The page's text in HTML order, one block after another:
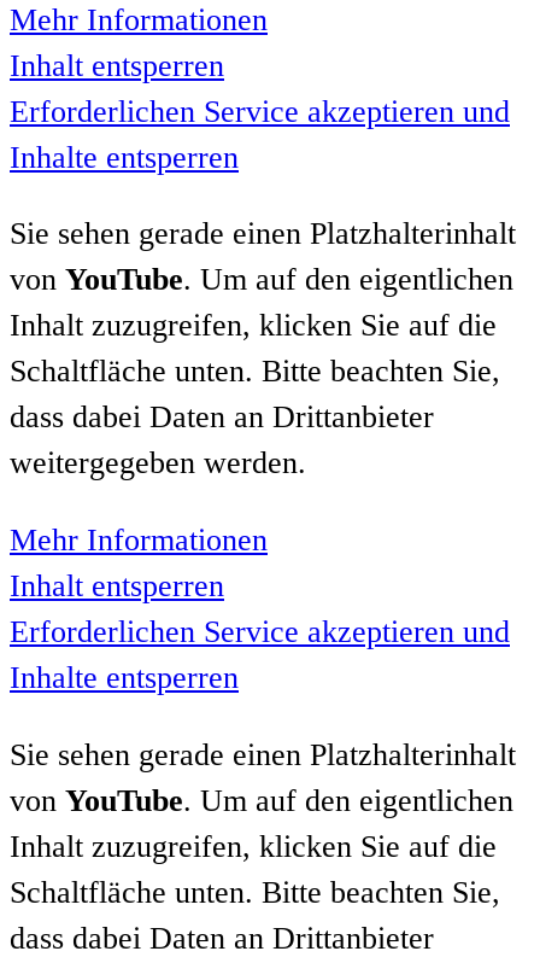
Mehr Informationen
Inhalt entsperren
Erforderlichen Service akzeptieren und
Inhalte entsperren
Sie sehen gerade einen Platzhalterinhalt
von YouTube. Um auf den eigentlichen
Inhalt zuzugreifen, klicken Sie auf die
Schaltfläche unten. Bitte beachten Sie,
dass dabei Daten an Drittanbieter
weitergegeben werden.
Mehr Informationen
Inhalt entsperren
Erforderlichen Service akzeptieren und
Inhalte entsperren
Sie sehen gerade einen Platzhalterinhalt
von YouTube. Um auf den eigentlichen
Inhalt zuzugreifen, klicken Sie auf die
Schaltfläche unten. Bitte beachten Sie,
dass dabei Daten an Drittanbieter